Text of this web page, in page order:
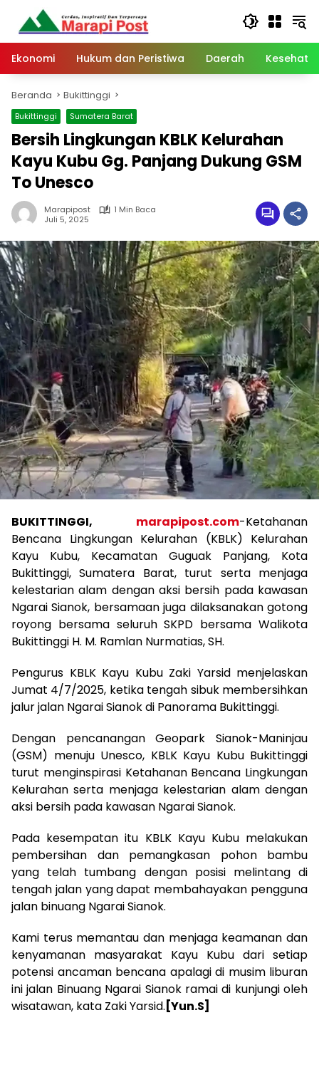
Langsung
konten
Ekonomi
Hukum dan Peristiwa Daerah
Beranda Bukittinggi
Bukittinggi Sumatera Barat
Bersih Lingkungan KBLK Kelurahan
Kayu Kubu Gg. Panjang Dukung GSM
To Unesco
Marapipost
1 Min Baca
Juli 5, 2025
BUKITTINGGI, marapipost.com-Ketahanan
Bencana Lingkungan Kelurahan (KBLK) Kelurahan
Kayu Kubu, Kecamatan Guguak Panjang, Kota
Bukittinggi, Sumatera Barat, turut serta menjaga
kelestarian alam dengan aksi bersih pada kawasan
Ngarai Sianok, bersamaan juga dilaksanakan gotong
royong bersama seluruh SKPD bersama Walikota
Bukittinggi H. M. Ramlan Nurmatias, SH.
Pengurus KBLK Kayu Kubu Zaki Yarsid menjelaskan
Jumat 4/7/2025, ketika tengah sibuk membersihkan
jalur jalan Ngarai Sianok di Panorama Bukittinggi.
Dengan pencanangan Geopark Sianok-Maninjau
(GSM) menuju Unesco, KBLK Kayu Kubu Bukittinggi
turut menginspirasi Ketahanan Bencana Lingkungan
Kelurahan serta menjaga kelestarian alam dengan
aksi bersih pada kawasan Ngarai Sianok.
Pada kesempatan itu KBLK Kayu Kubu melakukan
pembersihan dan pemangkasan pohon bambu
yang telah tumbang dengan posisi melintang di
tengah jalan yang dapat membahayakan pengguna
jalan binuang Ngarai Sianok.
Kami terus memantau dan menjaga keamanan dan
kenyamanan masyarakat Kayu Kubu dari setiap
potensi ancaman bencana apalagi di musim liburan
ini jalan Binuang Ngarai Sianok ramai di kunjungi oleh
wisatawan, kata Zaki Yarsid. [Yun.S]